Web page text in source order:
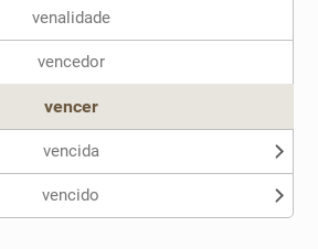
apresentados me ajudou
venalidade
vencedor
vencer
vencida
vencido